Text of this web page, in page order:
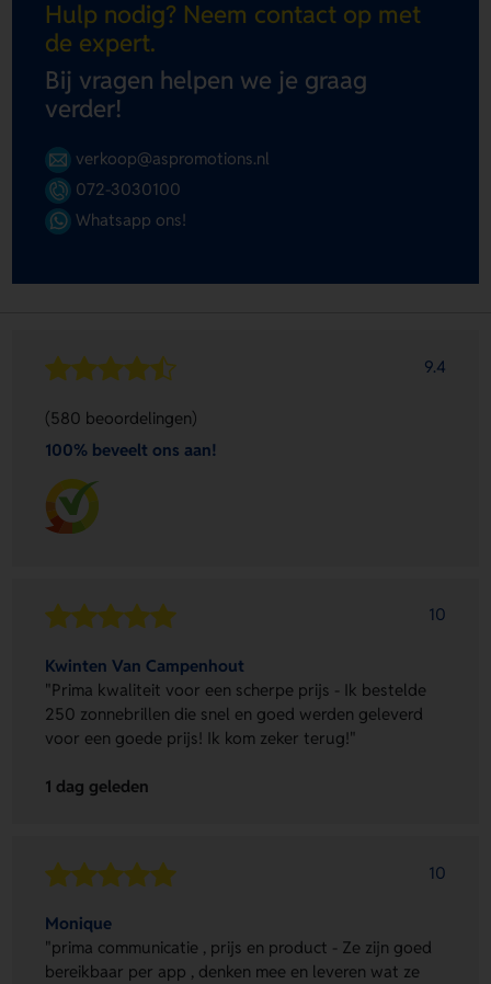
Hulp nodig? Neem contact op met
de expert.
Bij vragen helpen we je graag
verder!
verkoop@aspromotions.nl
072-3030100
Whatsapp ons!
9.4
(580 beoordelingen)
100% beveelt ons aan!
10
Kwinten Van Campenhout
"Prima kwaliteit voor een scherpe prijs - Ik bestelde
250 zonnebrillen die snel en goed werden geleverd
voor een goede prijs! Ik kom zeker terug!"
1 dag geleden
10
Monique
"prima communicatie , prijs en product - Ze zijn goed
bereikbaar per app , denken mee en leveren wat ze